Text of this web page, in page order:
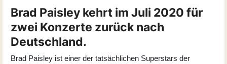
Brad Paisley kehrt im Juli 2020 für
zwei Konzerte zurück nach
Deutschland.
Brad Paisley ist einer der tatsächlichen Superstars der